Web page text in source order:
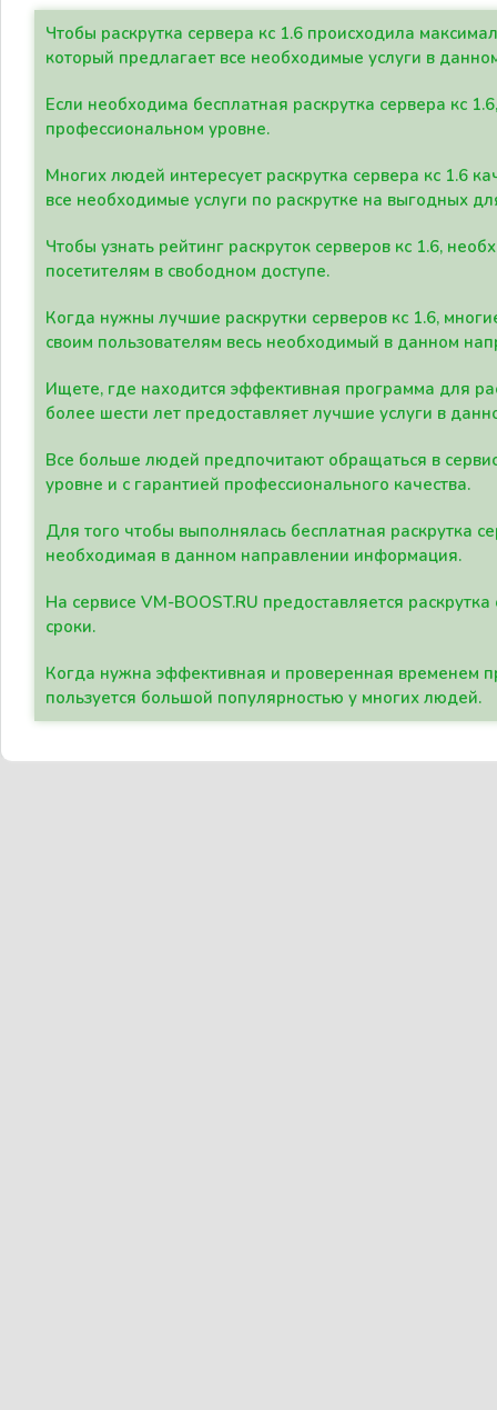
Чтобы раскрутка сервера кс 1.6 происходила
который предлагает все необходимые услуги в
Если необходима бесплатная раскрутка сервера кс
профессиональном уровне.
Многих людей интересует раскрутка сервера кс 1.6
все необходимые услуги по раскрутке на выгодных
Чтобы узнать рейтинг раскруток серверов кс 1.6,
посетителям в свободном доступе.
Когда нужны лучшие раскрутки серверов кс 1.6,
своим пользователям весь необходимый в данном
Ищете, где находится эффективная программа для
более шести лет предоставляет лучшие услуги в
Все больше людей предпочитают обращаться в
уровне и с гарантией профессионального качества.
Для того чтобы выполнялась бесплатная раскрутка
необходимая в данном направлении информация.
На сервисе VM-BOOST.RU предоставляется
сроки.
Когда нужна эффективная и проверенная временем
пользуется большой популярностью у многих людей.